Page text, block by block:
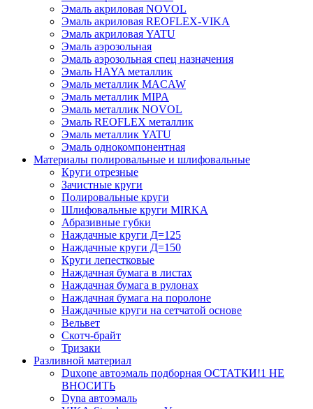
Эмаль акриловая NOVOL
Эмаль акриловая REOFLEX-VIKA
Эмаль акриловая YATU
Эмаль аэрозольная
Эмаль аэрозольная спец назначения
Эмаль HAYA металлик
Эмаль металлик MACAW
Эмаль металлик MIPA
Эмаль металлик NOVOL
Эмаль REOFLEX металлик
Эмаль металлик YATU
Эмаль однокомпонентная
Материалы полировальные и шлифовальные
Круги отрезные
Зачистные круги
Полировальные круги
Шлифовальные круги MIRKA
Абразивные губки
Наждачные круги Д=125
Наждачные круги Д=150
Круги лепестковые
Наждачная бумага в листах
Наждачная бумага в рулонах
Наждачная бумага на поролоне
Наждачные круги на сетчатой основе
Вельвет
Скотч-брайт
Тризаки
Разливной материал
Duxone автоэмаль подборная ОСТАТКИ!1 НЕ
ВНОСИТЬ
Dyna автоэмаль